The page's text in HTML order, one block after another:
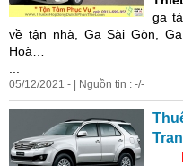
ga
về tận nhà, Ga Sài Gòn,
Hoà…
05/12/2021 - | Nguồn tin : -/-